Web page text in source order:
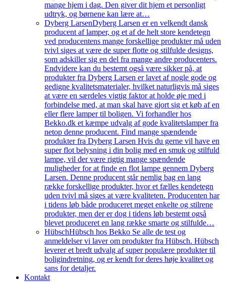
mange hjem i dag. Den giver dit hjem et personligt
udtryk, og børnene kan lære at…
Dyberg LarsenDyberg Larsen er en velkendt dansk
producent af lamper, og et af de helt store kendetegn
ved producentens mange forskellige produkter må uden
tvivl siges at være de super flotte og stilfulde designs,
som adskiller sig en del fra mange andre producenters.
Endvidere kan du bestemt også være sikker på, at
produkter fra Dyberg Larsen er lavet af nogle gode og
gedigne kvalitetsmaterialer, hvilket naturligvis må siges
at være en særdeles vigtig faktor at holde øje med i
forbindelse med, at man skal have gjort sig et køb af en
eller flere lamper til boligen. Vi forhandler hos
Bekko.dk et kæmpe udvalg af gode kvalitetslamper fra
netop denne producent. Find mange spændende
produkter fra Dyberg Larsen Hvis du gerne vil have en
super flot belysning i din bolig med en smuk og stilfuld
lampe, vil der være rigtig mange spændende
muligheder for at finde en flot lampe gennem Dyberg
Larsen. Denne producent står nemlig bag en lang
række forskellige produkter, hvor et fælles kendetegn
uden tvivl må siges at være kvaliteten. Producenten har
i tidens løb både produceret meget enkelte og stilrene
produkter, men der er dog i tidens løb bestemt også
blevet produceret en lang række smarte og stilfulde…
HübschHübsch hos Bekko Se alle de test og
anmeldelser vi laver om produkter fra Hübsch. Hübsch
leverer et bredt udvalg af super populære produkter til
boligindretning, og er kendt for deres høje kvalitet og
sans for detaljer.
Kontakt